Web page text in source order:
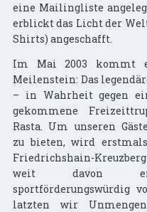
eine Mailingliste
erblickt das Licht der
Shirts) angeschafft.
Im Mai 2003 kommt
Meilenstein: Das
– in Wahrheit gegen
gekommene
Rasta. Um unseren
zu bieten, wird
Friedrichshain-
weit davon
sportförderungswürdig
latzten wir